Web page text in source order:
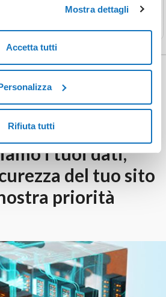
Mostra dettagli
Accetta tutti
Rifiuta tutti
i tuoi dati,
del tuo sito
priorità